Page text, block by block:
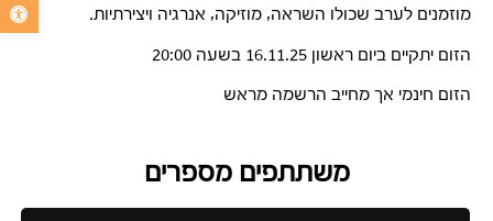
פתח סרגל
מוזמנים לערב שכולו השראה, מוזיקה, אנרגיה ויצירתיות.
הזום יתקיים ביום ראשון 16.11.25 בשעה 20:00
הזום חינמי אך מחייב הרשמה מראש
משתתפים מספרים